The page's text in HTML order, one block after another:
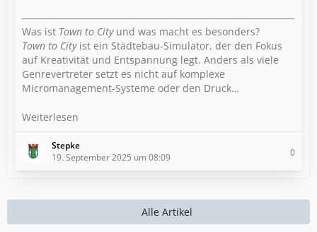
Was ist Town to Cityund was macht es besonders?
Town to Cityist ein Städtebau-Simulator, der den Fokus
auf Kreativität und Entspannung legt. Anders als viele
Genrevertreter setzt es nicht auf komplexe
Micromanagement-Systeme oder den Druck…
Weiterlesen
Stepke
19. September 2025 um 08:09
0
Alle Artikel